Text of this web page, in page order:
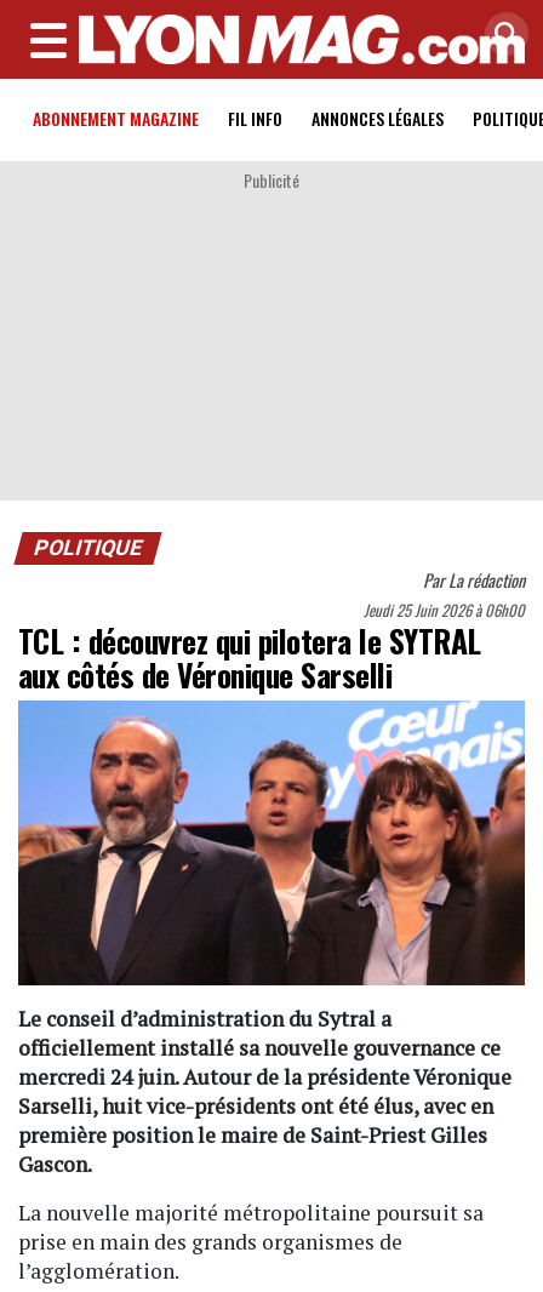
MENU
ABONNEMENT MAGAZINE FIL INFO ANNONCES LÉGALES
Publicité
POLITIQUE
ParLa rédaction
Jeudi 25 Juin 2026 à 06h00
TCL : découvrez qui pilotera le SYTRAL
aux côtés de Véronique Sarselli
Le conseil d’administration du Sytral a
officiellement installé sa nouvelle gouvernance ce
mercredi 24 juin. Autour de la présidente Véronique
Sarselli, huit vice-présidents ont été élus, avec en
première position le maire de Saint-Priest Gilles
Gascon.
La nouvelle majorité métropolitaine poursuit sa
prise en main des grands organismes de
l’agglomération.